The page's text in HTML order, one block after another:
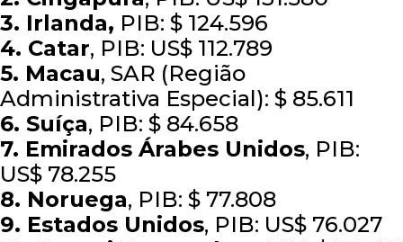
3. Irlanda, PIB: $ 124.596
4. Catar, PIB: US$ 112.789
5. Macau, SAR (Região
Administrativa Especial): $ 85.611
6. Suíça, PIB: $ 84.658
7. Emirados Árabes Unidos, PIB:
US$ 78.255
8. Noruega, PIB: $ 77.808
9. Estados Unidos, PIB: US$ 76.027